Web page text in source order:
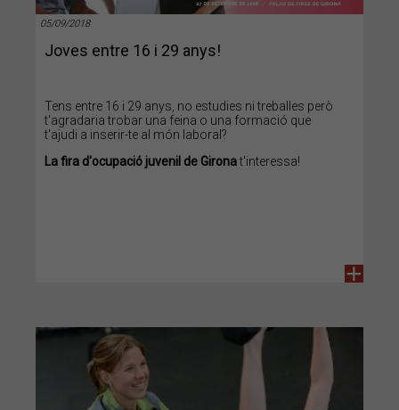
05/09/2018
Joves entre 16 i 29 anys!
Tens entre 16 i 29 anys, no estudies ni treballes però
t'agradaria trobar una feina o una formació que
t'ajudi a inserir-te al món laboral?
La fira d'ocupació juvenil de Gironat'interessa!
+